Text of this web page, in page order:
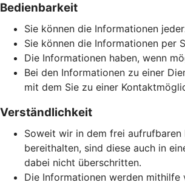
Bedienbarkeit
Sie können die Informationen
Sie können die Informationen per
Die Informationen haben, wenn
Bei den Informationen zu einer
mit dem Sie zu einer
Verständlichkeit
Soweit wir in dem frei aufrufbaren
bereithalten, sind diese auch in
dabei nicht überschritten.
Die Informationen werden mithilfe